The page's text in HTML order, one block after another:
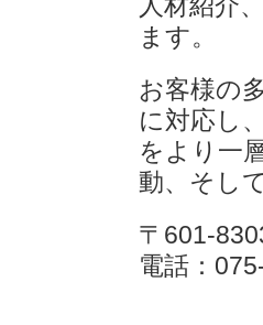
人材紹介
ます。
お客様の
に対応し
をより一
動、そし
〒601-
電話：